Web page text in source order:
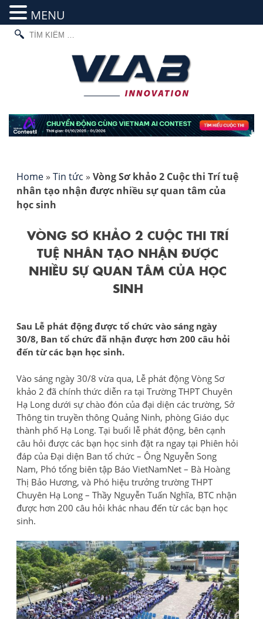
Skip
TÌM
KIẾM
Home » Tin tức » Vòng Sơ khảo 2 Cuộc thi Trí tuệ
nhân tạo nhận được nhiều sự quan tâm của
học sinh
VÒNG SƠ KHẢO 2 CUỘC THI TRÍ
TUỆ NHÂN TẠO NHẬN ĐƯỢC
NHIỀU SỰ QUAN TÂM CỦA HỌC
SINH
Sau Lễ phát động được tổ chức vào sáng ngày
30/8, Ban tổ chức đã nhận được hơn 200 câu hỏi
đến từ các bạn học sinh.
Vào sáng ngày 30/8 vừa qua, Lễ phát động Vòng Sơ
khảo 2 đã chính thức diễn ra tại Trường THPT Chuyên
Hạ Long dưới sự chào đón của đại diện các trường, Sở
Thông tin truyền thông Quảng Ninh, phòng Giáo dục
thành phố Hạ Long. Tại buổi lễ phát động, bên cạnh
câu hỏi được các bạn học sinh đặt ra ngay tại Phiên hỏi
đáp của Đại diện Ban tổ chức – Ông Nguyễn Song
Nam, Phó tổng biên tập Báo VietNamNet – Bà Hoàng
Thị Bảo Hương, và Phó hiệu trưởng trường THPT
Chuyên Hạ Long – Thầy Nguyễn Tuấn Nghĩa, BTC nhận
được hơn 200 câu hỏi khác nhau đến từ các bạn học
sinh.
MENU